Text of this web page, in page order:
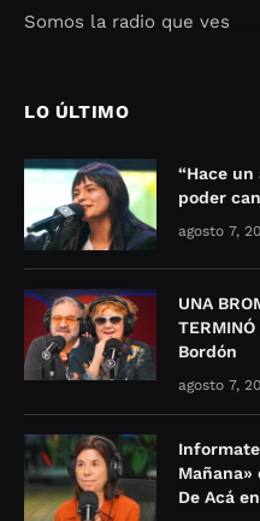
Somos la radio que ves
LO ÚLTIMO
“Hace
poder
agosto 7,
UNA
Bordón
agosto 7,
Mañana»
De Acá